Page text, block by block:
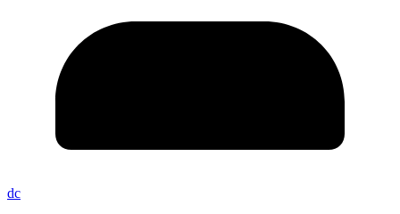
dc